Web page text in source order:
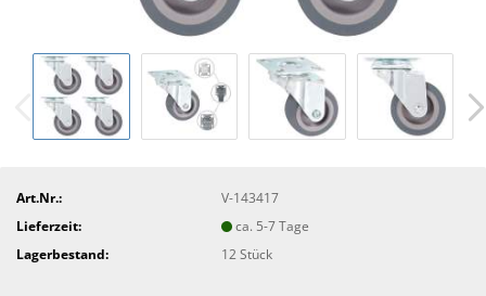
Art.Nr.:
V-143417
Lieferzeit:
ca. 5-7 Tage
Lagerbestand:
12Stück